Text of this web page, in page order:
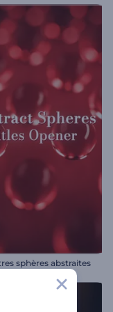
sphères abstraites